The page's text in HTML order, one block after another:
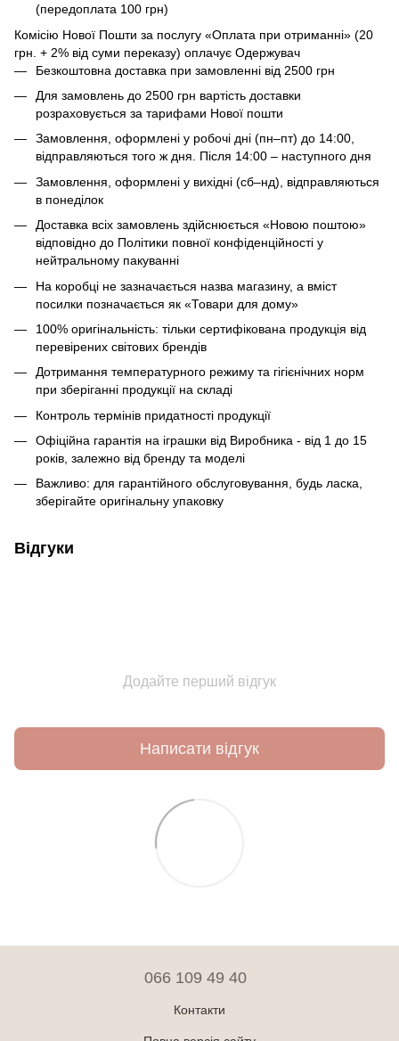
(передоплата 100 грн)
Комісію Нової Пошти за послугу «Оплата при отриманні» (20
грн. + 2% від суми переказу) оплачує Одержувач
Безкоштовна доставка при замовленні від 2500 грн
Для замовлень до 2500 грн вартість доставки
розраховується за тарифами Нової пошти
Замовлення, оформлені у робочі дні (пн–пт) до 14:00,
відправляються того ж дня. Після 14:00 – наступного дня
Замовлення, оформлені у вихідні (сб–нд), відправляються
в понеділок
Доставка всіх замовлень здійснюється «Новою поштою»
відповідно до Політики повної конфіденційності у
нейтральному пакуванні
На коробці не зазначається назва магазину, а вміст
посилки позначається як «Товари для дому»
100% оригінальність: тільки сертифікована продукція від
перевірених світових брендів
Дотримання температурного режиму та гігієнічних норм
при зберіганні продукції на складі
Контроль термінів придатності продукції
Офіційна гарантія на іграшки від Виробника - від 1 до 15
років, залежно від бренду та моделі
Важливо: для гарантійного обслуговування, будь ласка,
зберігайте оригінальну упаковку
Відгуки
Додайте перший відгук
Написати відгук
066 109 49 40
Контакти